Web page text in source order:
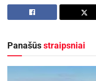
romėnų imtynių,
sporto, paplūdimio
Tarp šių sportininkų
Panašūsstraipsniai